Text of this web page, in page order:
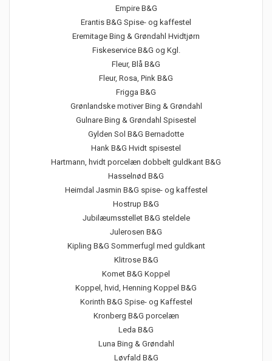
Empire B&G
Erantis B&G Spise- og kaffestel
Eremitage Bing & Grøndahl Hvidtjørn
Fiskeservice B&G og Kgl.
Fleur, Blå B&G
Fleur, Rosa, Pink B&G
Frigga B&G
Grønlandske motiver Bing & Grøndahl
Gulnare Bing & Grøndahl Spisestel
Gylden Sol B&G Bernadotte
Hank B&G Hvidt spisestel
Hartmann, hvidt porcelæn dobbelt guldkant B&G
Hasselnød B&G
Heimdal Jasmin B&G spise- og kaffestel
Hostrup B&G
Jubilæumsstellet B&G steldele
Julerosen B&G
Kipling B&G Sommerfugl med guldkant
Klitrose B&G
Komet B&G Koppel
Koppel, hvid, Henning Koppel B&G
Korinth B&G Spise- og Kaffestel
Kronberg B&G porcelæn
Leda B&G
Luna Bing & Grøndahl
Løvfald B&G